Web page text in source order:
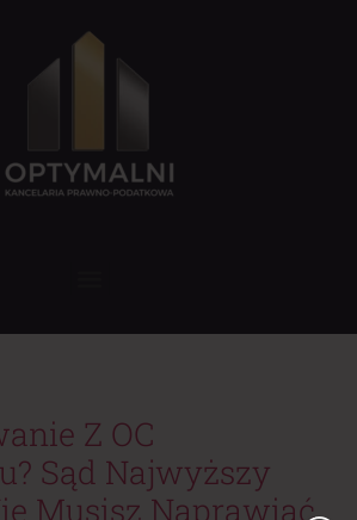
Z OC
Sąd Najwyższy
Musisz Naprawiać